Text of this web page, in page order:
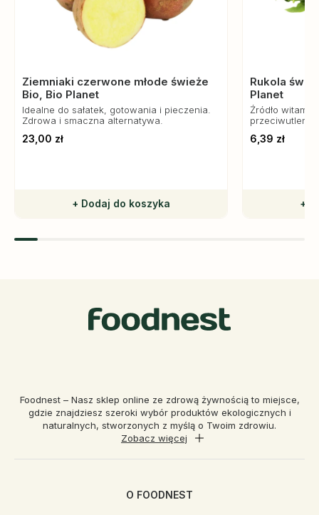
Ziemniaki czerwone młode świeże
Bio, Bio Planet
Idealne do sałatek, gotowania i pieczenia.
Zdrowa i smaczna alternatywa.
23,00 zł
+ Dodaj do koszyka
Rukola
Planet
Źródło
6,39 zł
+
Foodnest – Nasz sklep online ze zdrową żywnością to miejsce,
gdzie znajdziesz szeroki wybór produktów ekologicznych i
naturalnych, stworzonych z myślą o Twoim zdrowiu.
Zobacz więcej
O FOODNEST